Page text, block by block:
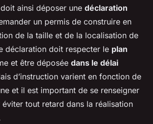
ainsi déposer une déclaration
un permis de construire en
de la taille et de la localisation de
déclaration doit respecter le plan
et être déposée dans le délai
d’instruction varient en fonction de
et il est important de se renseigner
éviter tout retard dans la réalisation